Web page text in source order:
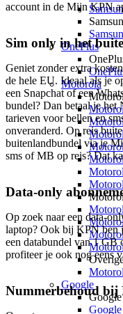
OnePlus
Motorola
Google
account in de Mijn KPN
Sim only in het
Geniet zonder extra
de hele EU. Ideaal als je
een Snapchat of een
bundel? Dan betaal je het
tarieven voor bellen en
onveranderd. Op reis
buitenlandbundel via je
sms of MB op reis? Dat
Data-only
Op zoek naar een data-
laptop? Ook bij KPN ben
een databundel van 1
profiteer je ook nog eens
Nummerbehoud bij